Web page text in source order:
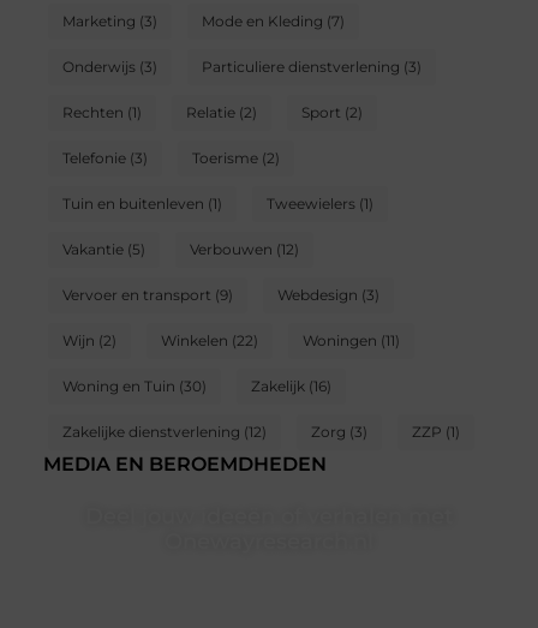
Marketing (3) Mode en Kleding (7)
Onderwijs(3) Particuliere dienstverlening (3)
Rechten (1) Relatie(2) Sport (2)
Telefonie(3) Toerisme(2)
Tuin en buitenleven (1) Tweewielers(1)
Vakantie(5) Verbouwen (12)
Vervoer en transport (9) Webdesign (3)
Wijn (2) Winkelen (22) Woningen (11)
Woning en Tuin (30) Zakelijk(16)
Zakelijke dienstverlening (12) Zorg (3) ZZP (1)
MEDIA EN BEROEMDHEDEN